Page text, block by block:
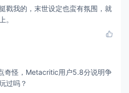
戳我的，末世设定也蛮有氛围，就
。
奇怪，Metacritic用户5.8分说明争
过吗？